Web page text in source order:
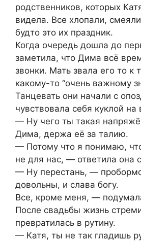
родственников, которых
видела. Все хлопали,
будто это их праздник.
Когда очередь дошла до
заметила, что Дима всё
звонки. Мать звала его то к
какому-то “очень важному
Танцевать они начали с
чувствовала себя куклой на
— Ну чего ты такая
Дима, держа её за талию.
— Потому что я понимаю,
не для нас, — ответила она
— Ну перестань, —
довольны, и слава богу.
Все, кроме меня, —
После свадьбы жизнь
превратилась в рутину.
— Катя, ты не так гладишь